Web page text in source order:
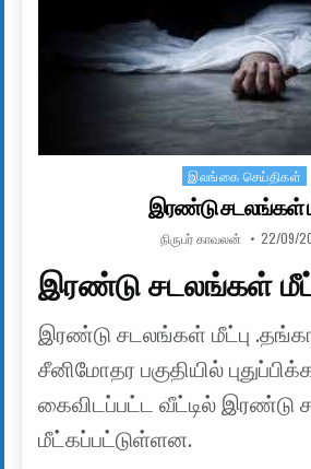
Posted in
இலங்கை செய்திகள்
இரண்டு சடலங்கள்
AUTHOR:
நிருபர் காவலன் 22/09/
இரண்டு சடலங்கள்
இரண்டு சடலங்கள் மீட்பு
சீனிமோதர பகுதியில்
கைவிடப்பட்ட வீட்டில் இரண்டு
மீட்கப்பட்டுள்ளன.